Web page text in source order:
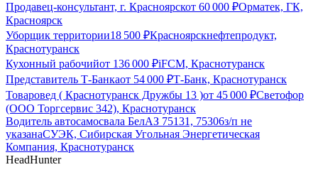
Продавец-консультант, г. Красноярскот 60 000 ₽Орматек, ГК,
Красноярск
Уборщик территории18 500 ₽Красноярскнефтепродукт,
Краснотуранск
Кухонный рабочийот 136 000 ₽iFCM, Краснотуранск
Представитель Т-Банкаот 54 000 ₽Т-Банк, Краснотуранск
Товаровед ( Краснотуранск Дружбы 13 )от 45 000 ₽Светофор
(ООО Торгсервис 342), Краснотуранск
Водитель автосамосвала БелАЗ 75131, 75306з/п не
указанаСУЭК, Сибирская Угольная Энергетическая
Компания, Краснотуранск
HeadHunter